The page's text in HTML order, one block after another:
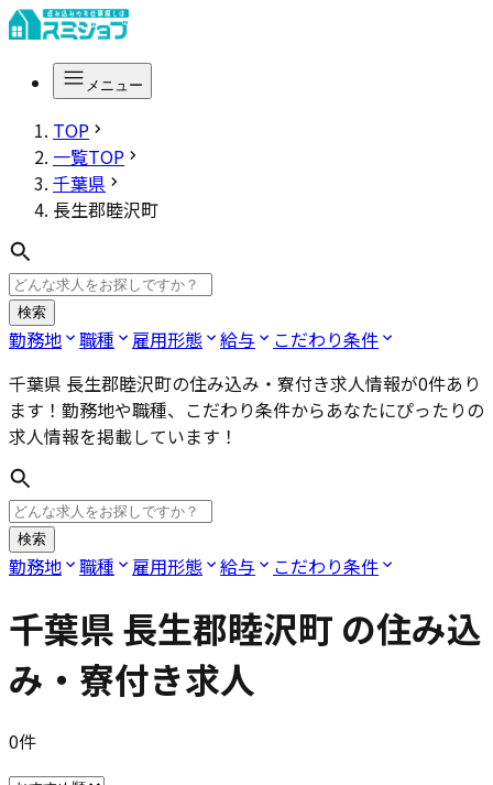
メニュー
TOP
一覧TOP
千葉県
長生郡睦沢町
検索
勤務地 職種 雇用形態 給与
こだわり条件
千葉県 長生郡睦沢町の住み込み・寮付き求人情報が0件あり
ます！勤務地や職種、こだわり条件からあなたにぴったりの
求人情報を掲載しています！
検索
勤務地 職種 雇用形態 給与 こだわり条件
千葉県 長生郡睦沢町 の住み込
み・寮付き求人
0件